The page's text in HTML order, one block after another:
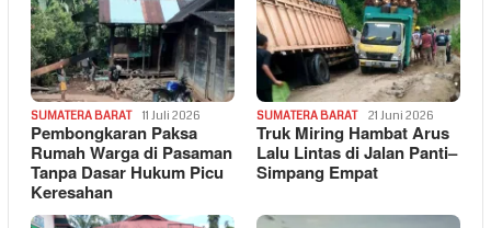
SUMATERA BARAT 11 Juli 2026
Pembongkaran Paksa
Rumah Warga di Pasaman
Tanpa Dasar Hukum Picu
Keresahan
SUMATERA BARAT 21 Juni 2026
Truk Miring Hambat Arus
Lalu Lintas di Jalan Panti–
Simpang Empat